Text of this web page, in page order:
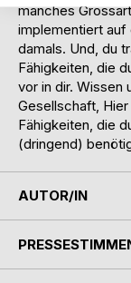
manches
implementiert auf
damals. Und, du
Fähigkeiten, die
vor in dir. Wissen
Gesellschaft,
Fähigkeiten, die
(dringend)
AUTOR/IN